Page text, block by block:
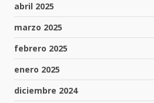
abril 2025
marzo 2025
febrero 2025
enero 2025
diciembre 2024